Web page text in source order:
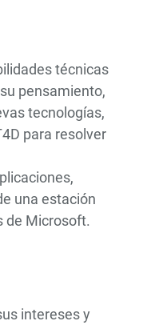
técnicas
pensamiento,
tecnologías,
para resolver
una estación
de Microsoft.
intereses y